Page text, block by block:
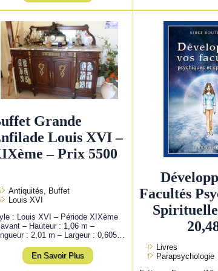
Grande
Louis XVI –
– Prix 5500
Antiquités, Buffet
Louis XVI
: Louis XVI – Période XIXème
– Hauteur : 1,06 m –
: 2,01 m – Largeur : 0,605…
En Savoir Plus
Facultés
Livres
Parapsychologie